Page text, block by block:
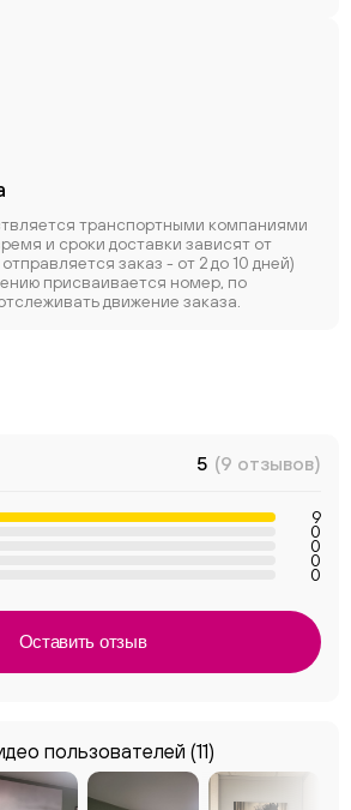
транспортными компаниями
и сроки доставки зависят от
заказ - от 2 до 10 дней)
присваивается номер, по
движение заказа.
пользователей (11)
5 (9 отзывов)
9
0
0
0
0
Оставить отзыв